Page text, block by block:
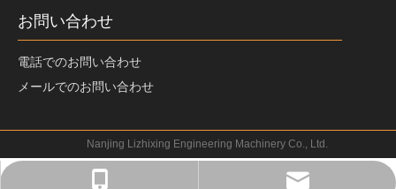
お問い合わせ
電話でのお問い合わせ
メールでのお問い合わせ
Nanjing Lizhixing Engineering Machinery Co., Ltd.